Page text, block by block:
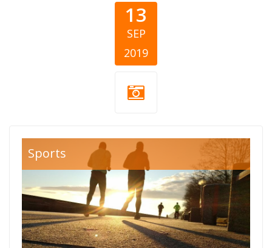
13
SEP
2019
humanitarni
sportski
događaji.jpg
Sports